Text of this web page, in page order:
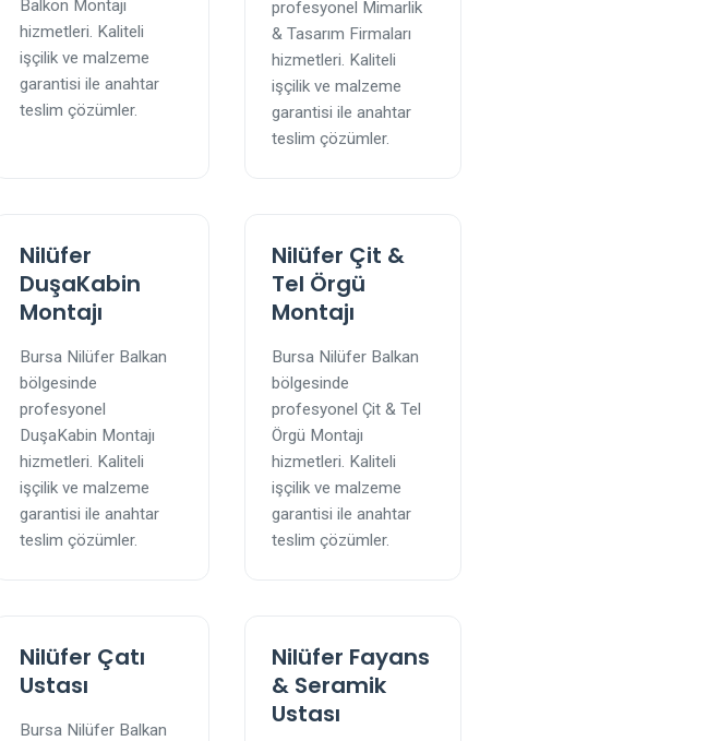
Balkon Montajı
hizmetleri. Kaliteli
işçilik ve malzeme
garantisi ile anahtar
teslim çözümler.
profesyonel Mimarlik
& Tasarım Firmaları
hizmetleri. Kaliteli
işçilik ve malzeme
garantisi ile anahtar
teslim çözümler.
Nilüfer
DuşaKabin
Montajı
Bursa Nilüfer Balkan
bölgesinde
profesyonel
DuşaKabin Montajı
hizmetleri. Kaliteli
işçilik ve malzeme
garantisi ile anahtar
teslim çözümler.
Nilüfer Çit &
Tel Örgü
Montajı
Bursa Nilüfer Balkan
bölgesinde
profesyonel Çit & Tel
Örgü Montajı
hizmetleri. Kaliteli
işçilik ve malzeme
garantisi ile anahtar
teslim çözümler.
Nilüfer Çatı
Ustası
Bursa Nilüfer Balkan
Nilüfer Fayans
& Seramik
Ustası